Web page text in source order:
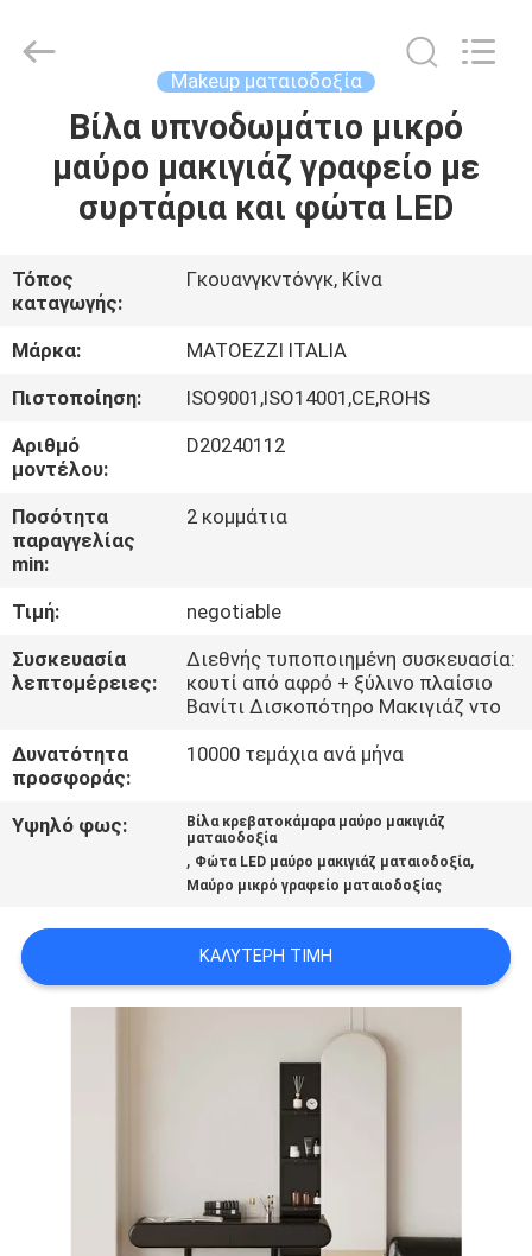
ΑΡΧΙΚΉ
ΣΕΛΊΔΑ
ΒΊΝΤΕΟ
ΕΜΦΆΝΙΣΗ
VR
ΣΧΕΤΙΚΆ
ΜΕ
ΕΜΆΣ
ΓΎΡΟΣ
ΕΡΓΟΣΤΑΣΊΩΝ
ΕΠΑΦΉ
ΌΛΕΣ
ΟΙ
ΠΕΡΙΠΤΏΣΕΙΣ
SITEMAP
Makeup ματαιοδοξία
Βίλα υπνοδωμάτιο μικρό
μαύρο μακιγιάζ γραφείο με
συρτάρια και φώτα LED
Τόπος
καταγωγής:
Γκουανγκντόνγκ, Κίνα
Μάρκα:
MATOEZZI ITALIA
Πιστοποίηση:
ISO9001,ISO14001,CE,ROHS
Αριθμό
μοντέλου:
D20240112
Ποσότητα
παραγγελίας
min:
2 κομμάτια
Τιμή:
negotiable
Συσκευασία
λεπτομέρειες:
Διεθνής τυποποιημένη συσκευασία:
κουτί από αφρό + ξύλινο πλαίσιο
Βανίτι Δισκοπότηρο Μακιγιάζ ντο
Δυνατότητα
προσφοράς:
10000 τεμάχια ανά μήνα
Υψηλό φως:
Βίλα κρεβατοκάμαρα μαύρο μακιγιάζ
ματαιοδοξία
, Φώτα LED μαύρο μακιγιάζ ματαιοδοξία,
Μαύρο μικρό γραφείο ματαιοδοξίας
ΚΑΛΎΤΕΡΗ ΤΙΜΉ